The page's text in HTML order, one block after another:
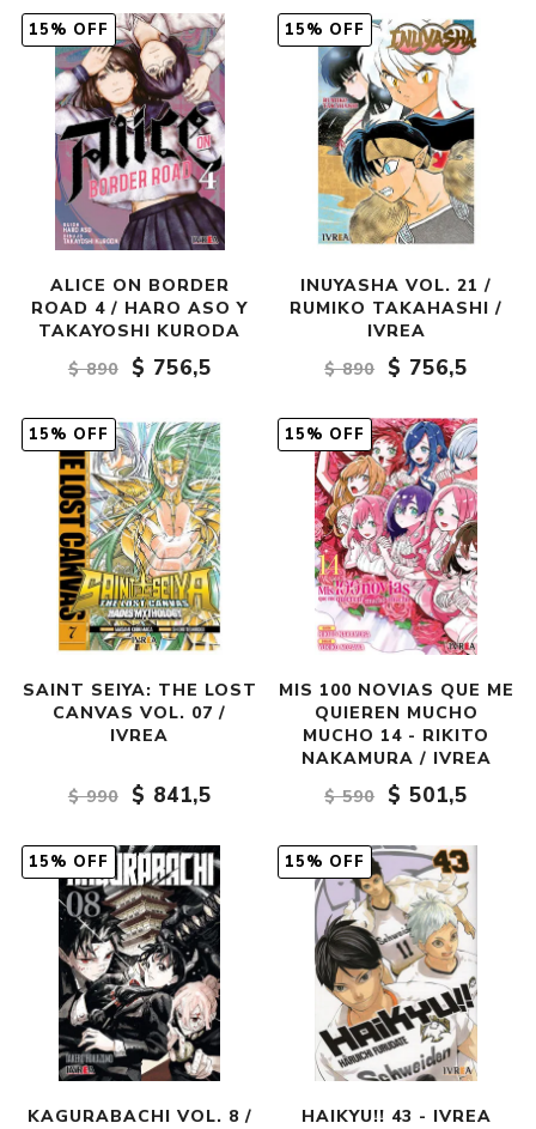
15% OFF
ALICE ON BORDER
ROAD 4 / HARO ASO Y
TAKAYOSHI KURODA
$ 890
$ 756,5
15% OFF
INUYASHA VOL. 21 /
RUMIKO TAKAHASHI /
IVREA
$ 890
$ 756,5
15% OFF
SAINT SEIYA: THE LOST
CANVAS VOL. 07 /
IVREA
$ 990 $ 841,5
15% OFF
MIS 100 NOVIAS QUE ME
QUIEREN MUCHO
MUCHO 14 - RIKITO
NAKAMURA / IVREA
$ 590
$ 501,5
15% OFF
KAGURABACHI VOL. 8 /
15% OFF
HAIKYU!! 43 - IVREA